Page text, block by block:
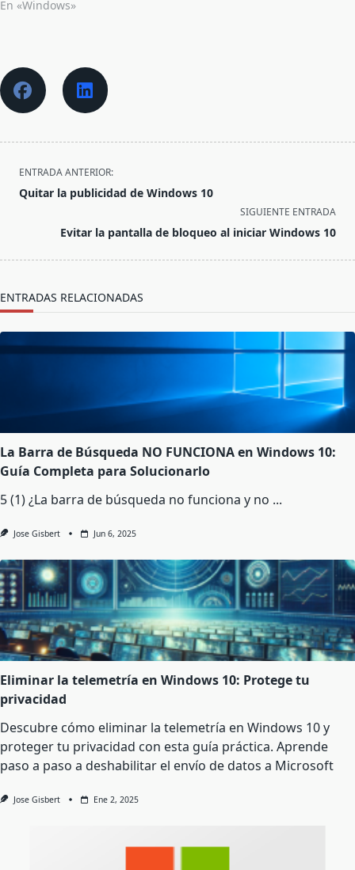
En «Windows»
<span
class="nav-
text">Página</span>
ENTRADA ANTERIOR:
Quitar la publicidad de Windows 10
SIGUIENTE ENTRADA
Evitar la pantalla de bloqueo al iniciar Windows 10
ENTRADAS RELACIONADAS
La Barra de Búsqueda NO FUNCIONA en Windows 10:
Guía Completa para Solucionarlo
5 (1) ¿La barra de búsqueda no funciona y no ...
Jose Gisbert Jun 6, 2025
Eliminar la telemetría en Windows 10: Protege tu
privacidad
Descubre cómo eliminar la telemetría en Windows 10 y
proteger tu privacidad con esta guía práctica. Aprende
paso a paso a deshabilitar el envío de datos a Microsoft
Jose Gisbert Ene 2, 2025